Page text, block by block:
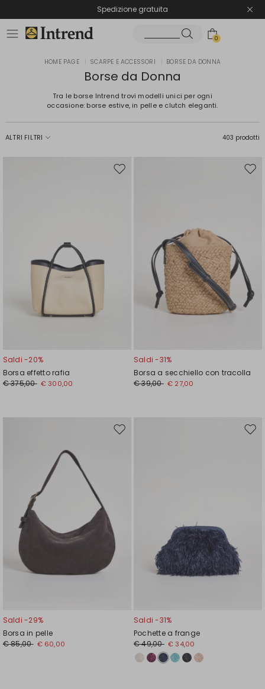
Spedizione gratuita
Reso facile e veloce
0
HOME PAGE SCARPE E ACCESSORI BORSE DA DONNA
Borse da Donna
Tra le borse Intrend trovi modelli unici per ogni
occasione: borse estive, in pelle e clutch eleganti.
ALTRI FILTRI 403 prodotti
Sposta
Saldi -20%
Borsa effetto rafia
€ 375,00 € 300,00
Saldi -31%
Borsa a secchiello con tracolla
€ 39,00 € 27,00
Sposta
Saldi -29%
Borsa in pelle
€ 85,00 € 60,00
Saldi -31%
Pochette a frange
€ 49,00 € 34,00